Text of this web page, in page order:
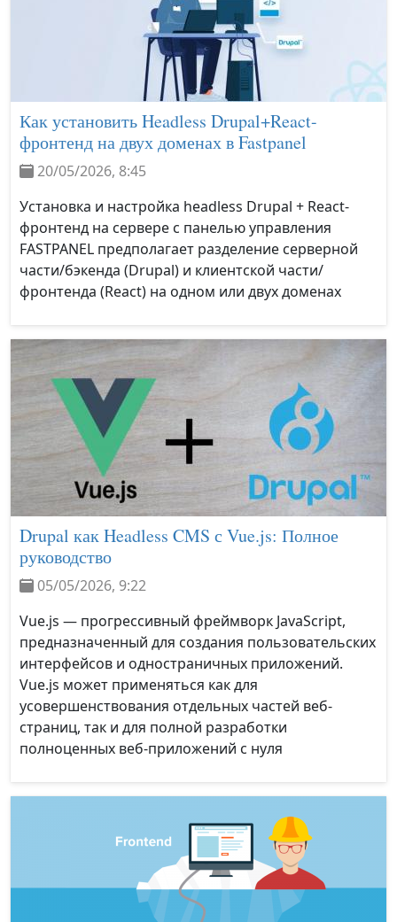
Как установить Headless Drupal+React-
фронтенд на двух доменах в Fastpanel
20/05/2026, 8:45
Установка и настройка headless Drupal + React-
фронтенд на сервере с панелью управления
FASTPANEL предполагает разделение серверной
части/бэкенда (Drupal) и клиентской части/
фронтенда (React) на одном или двух доменах
Drupal как Headless CMS с Vue.js: Полное
руководство
05/05/2026, 9:22
Vue.js — прогрессивный фреймворк JavaScript,
предназначенный для создания пользовательских
интерфейсов и одностраничных приложений.
Vue.js может применяться как для
усовершенствования отдельных частей веб-
страниц, так и для полной разработки
полноценных веб-приложений с нуля